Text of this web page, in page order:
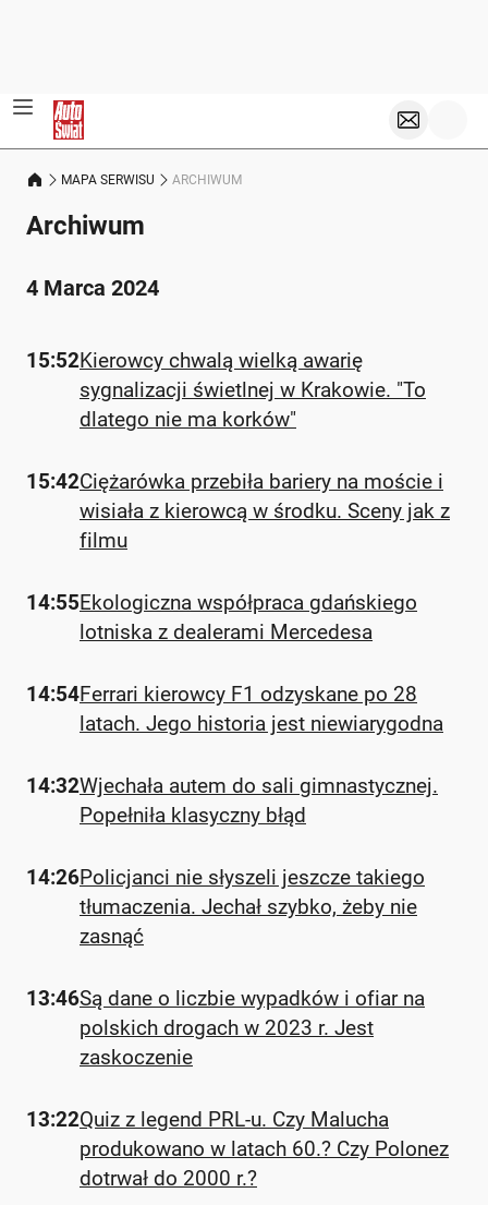
MAPA SERWISU ARCHIWUM
Archiwum
4 Marca 2024
15:52Kierowcy chwalą wielką awarię
sygnalizacji świetlnej w Krakowie. "To
dlatego nie ma korków"
15:42Ciężarówka przebiła bariery na moście i
wisiała z kierowcą w środku. Sceny jak z
filmu
14:55Ekologiczna współpraca gdańskiego
lotniska z dealerami Mercedesa
14:54Ferrari kierowcy F1 odzyskane po 28
latach. Jego historia jest niewiarygodna
14:32Wjechała autem do sali gimnastycznej.
Popełniła klasyczny błąd
14:26Policjanci nie słyszeli jeszcze takiego
tłumaczenia. Jechał szybko, żeby nie
zasnąć
13:46Są dane o liczbie wypadków i ofiar na
polskich drogach w 2023 r. Jest
zaskoczenie
13:22Quiz z legend PRL-u. Czy Malucha
produkowano w latach 60.? Czy Polonez
dotrwał do 2000 r.?